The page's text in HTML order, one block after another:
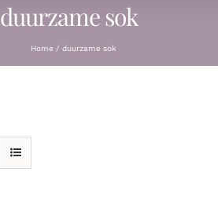
duurzame sok
Home duurzame sok